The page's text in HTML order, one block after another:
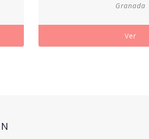
Granada
Ver